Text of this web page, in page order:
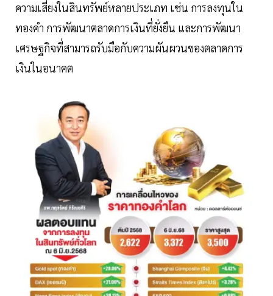
ความเสี่ยงในสินทรัพย์หลายประเภท เช่น การลงทุนใน
ทองคำ การพัฒนาตลาดการเงินที่ยั่งยืน และการพัฒนา
เศรษฐกิจที่สามารถรับมือกับความผันผวนของตลาดการ
เงินในอนาคต